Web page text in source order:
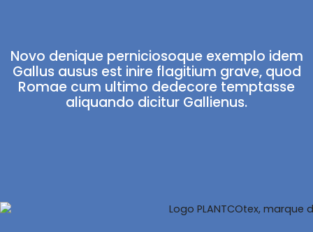
Novo denique perniciosoque exemplo idem
Gallus ausus est inire flagitium grave, quod
Romae cum ultimo dedecore temptasse
aliquando dicitur Gallienus.